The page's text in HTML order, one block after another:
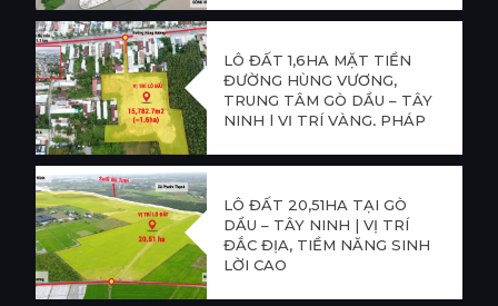
CỰC LỚN
LÔ ĐẤT 1,6HA MẶT TIỀN
ĐƯỜNG HÙNG VƯƠNG,
TRUNG TÂM GÒ DẦU – TÂY
NINH | VỊ TRÍ VÀNG, PHÁP
SINH LỜI CAO
LÔ ĐẤT 20,51HA TẠI GÒ
DẦU – TÂY NINH | VỊ TRÍ
ĐẮC ĐỊA, TIỀM NĂNG SINH
LỜI CAO